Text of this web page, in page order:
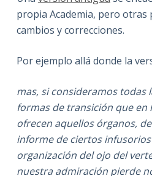
propia Academia, pero
cambios y correcciones.
Por ejemplo allá donde la
mas, si consideramos todas
formas de transición que en
ofrecen aquellos órganos,
informe de ciertos
organización del ojo del
nuestra admiración pierde